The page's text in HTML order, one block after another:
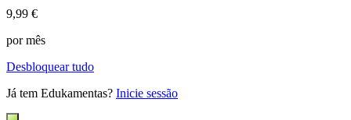
9,99 €
por mês
Desbloquear tudo
Já tem Edukamentas? Inicie sessão